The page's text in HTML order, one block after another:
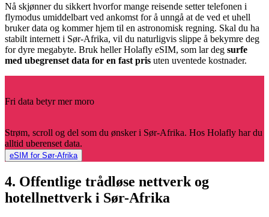
Nå skjønner du sikkert hvorfor mange reisende setter telefonen i
flymodus umiddelbart ved ankomst for å unngå at de ved et uhell
bruker data og kommer hjem til en astronomisk regning. Skal du ha
stabilt internett i Sør-Afrika, vil du naturligvis slippe å bekymre deg
for dyre megabyte. Bruk heller Holafly eSIM, som lar deg surfe
med ubegrenset data for en fast pris uten uventede kostnader.
Fri data betyr mer moro
Strøm, scroll og del som du ønsker i Sør-Afrika. Hos Holafly har du
alltid uberenset data.
eSIM for Sør-Afrika
4. Offentlige trådløse nettverk og
hotellnettverk i Sør-Afrika